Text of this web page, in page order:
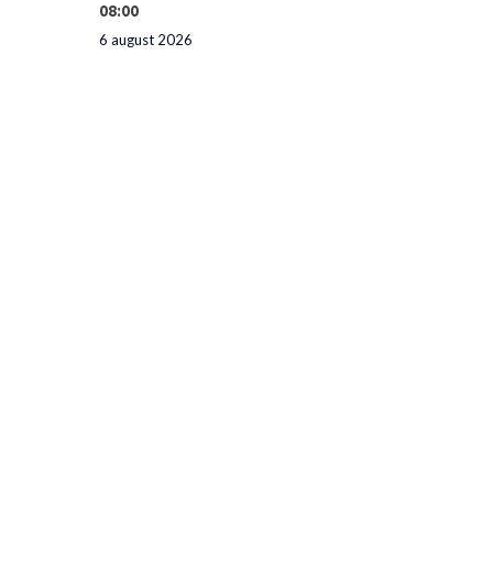
08:00
6 august 2026